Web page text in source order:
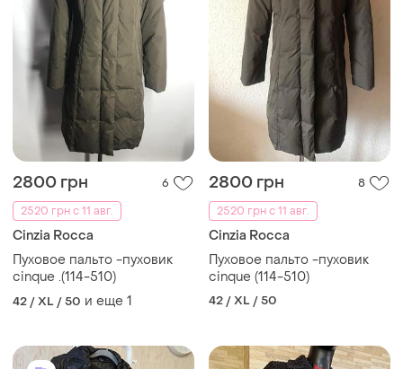
2800 грн
6
2520 грн с 11 авг.
Cinzia Rocca
Пуховое пальто -пуховик
cinque .(114-510)
42 / XL / 50 и еще 1
2800 грн
8
2520 грн с 11 авг.
Cinzia Rocca
Пуховое пальто -пуховик
cinque (114-510)
42 / XL / 50